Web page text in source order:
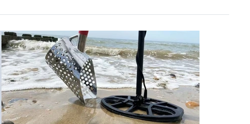
Giao thông – Đô thị